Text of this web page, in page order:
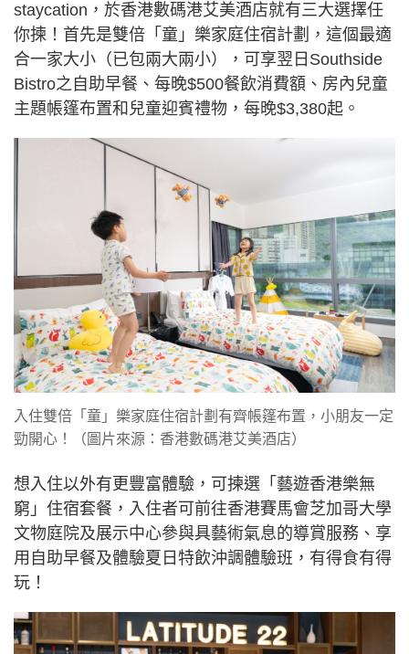
staycation，於香港數碼港艾美酒店就有三大選擇任
你揀！首先是雙倍「童」樂家庭住宿計劃，這個最適
合一家大小（已包兩大兩小），可享翌日Southside
Bistro之自助早餐、每晚$500餐飲消費額、房內兒童
主題帳篷布置和兒童迎賓禮物，每晚$3,380起。
入住雙倍「童」樂家庭住宿計劃有齊帳篷布置，小朋友一定
勁開心！（圖片來源：香港數碼港艾美酒店）
想入住以外有更豐富體驗，可揀選「藝遊香港樂無
窮」住宿套餐，入住者可前往香港賽馬會芝加哥大學
文物庭院及展示中心參與具藝術氣息的導賞服務、享
用自助早餐及體驗夏日特飲沖調體驗班，有得食有得
玩！